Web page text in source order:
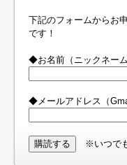
下記のフォームからお
です！
◆お名前（ニックネーム
◆メールアドレス（
※いつでも